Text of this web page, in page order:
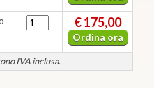
IVA inclusa.
€ 175,00
Ordina ora